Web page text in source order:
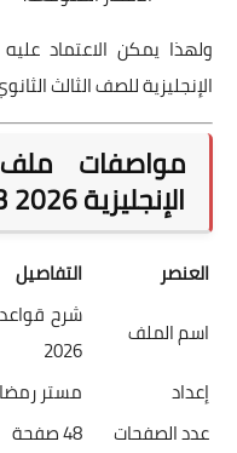
ولهذا يمكن الاعتماد
الإنجليزية للصف الثالث الثانوي
مواصفات
الإنجليزية 2026 3 ثانوي
العنصر
التفاصيل
اسم الملف
شرح قواعد
2026
إعداد
مستر
عدد الصفحات
48 صفحة